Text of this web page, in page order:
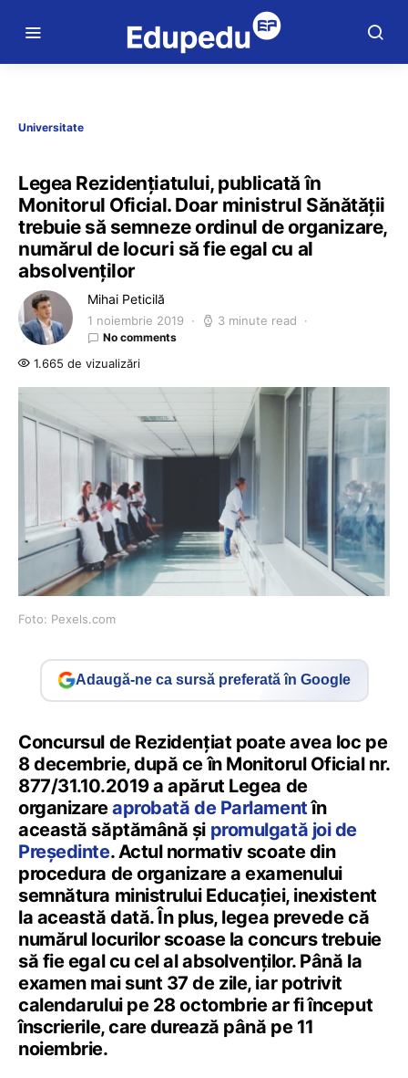
Universitate
Legea Rezidențiatului, publicată în
Monitorul Oficial. Doar ministrul Sănătății
trebuie să semneze ordinul de organizare,
numărul de locuri să fie egal cu al
absolvenților
Mihai Peticilă
1 noiembrie 2019 3 minute read
No comments
1.665 de vizualizări
Foto: Pexels.com
Adaugă-ne ca sursă preferată în Google
Concursul de Rezidențiat poate avea loc pe
8 decembrie, după ce în Monitorul Oficial nr.
877/31.10.2019 a apărut Legea de
organizareaprobată de Parlamentîn
această săptămână și promulgată joi de
Președinte. Actul normativ scoate din
procedura de organizare a examenului
semnătura ministrului Educației, inexistent
la această dată. În plus, legea prevede că
numărul locurilor scoase la concurs trebuie
să fie egal cu cel al absolvenților. Până la
examen mai sunt 37 de zile, iar potrivit
calendarului pe 28 octombrie ar fi început
înscrierile, care durează până pe 11
noiembrie.